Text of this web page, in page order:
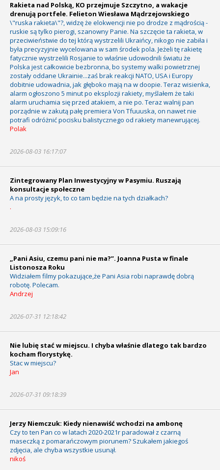
Rakieta nad Polską, KO przejmuje Szczytno, a wakacje
drenują portfele. Felieton Wiesława Mądrzejowskiego
\"ruska rakieta\"?, widzę że elokwencji nie po drodze z mądrością -
ruskie są tylko pierogi, szanowny Panie. Na szczęcie ta rakieta, w
przeciwieństwie do tej którą wystrzelili Ukraińcy, nikogo nie zabiła i
była precyzyjnie wycelowana w sam środek pola. Jeżeli tę rakietę
fatycznie wystrzelili Rosjanie to właśnie udowodnili światu że
Polska jest całkowicie bezbronna, bo systemy walki powietrznej
zostały oddane Ukrainie...zaś brak reakcji NATO, USA i Europy
dobitnie udowadnia, jak głęboko mają na w doopie. Teraz wisienka,
alarm ogłoszono 5 minut po eksplozji rakiety, myślałem że taki
alarm uruchamia się przed atakiem, a nie po. Teraz walnij pan
porządnie w zakutą pałę premiera Von Tfuuuska, on nawet nie
potrafi odróżnić pocisku balistycznego od rakiety manewrującej.
Polak
2026-08-03 16:17:07
Zintegrowany Plan Inwestycyjny w Pasymiu. Ruszają
konsultacje społeczne
A na prosty język, to co tam będzie na tych działkach?
.
2026-08-03 15:09:16
„Pani Asiu, czemu pani nie ma?”. Joanna Pusta w finale
Listonosza Roku
Widziałem filmy pokazujące,że Pani Asia robi naprawdę dobrą
robotę. Polecam.
Andrzej
2026-07-31 12:18:42
Nie lubię stać w miejscu. I chyba właśnie dlatego tak bardzo
kocham florystykę.
Stac w miejscu?
Jan
2026-07-31 09:18:39
Jerzy Niemczuk: Kiedy nienawiść wchodzi na ambonę
Czy to ten Pan co w latach 2020-2021r paradował z czarną
maseczką z pomarańczowym piorunem? Szukałem jakiegoś
zdjęcia, ale chyba wszystkie usunął.
nikoś